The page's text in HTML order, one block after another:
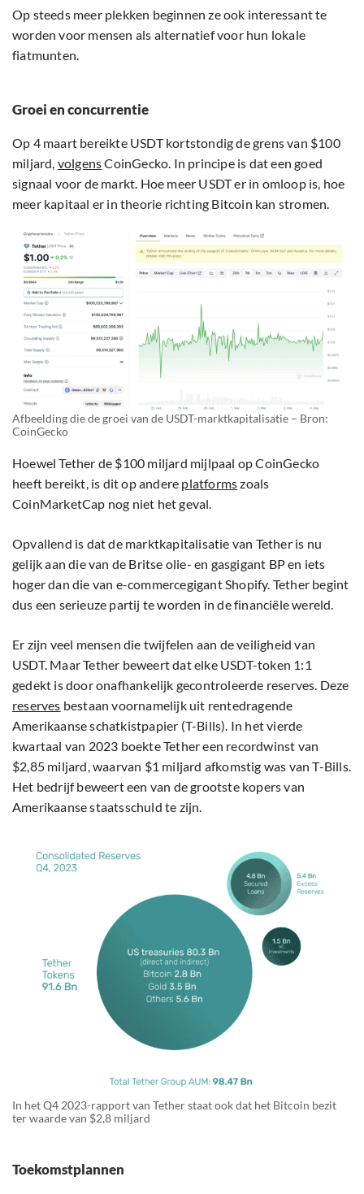
Op steeds meer plekken beginnen ze ook interessant te
worden voor mensen als alternatief voor hun lokale
fiatmunten.
Groei en concurrentie
Op 4 maart bereikte USDT kortstondig de grens van $100
miljard, volgensCoinGecko. In principe is dat een goed
signaal voor de markt. Hoe meer USDT er in omloop is, hoe
meer kapitaal er in theorie richting Bitcoin kan stromen.
Afbeelding die de groei van de USDT-marktkapitalisatie – Bron:
CoinGecko
Hoewel Tether de $100 miljard mijlpaal op CoinGecko
heeft bereikt, is dit op andere platformszoals
CoinMarketCap nog niet het geval.
Opvallend is dat de marktkapitalisatie van Tether is nu
gelijk aan die van de Britse olie- en gasgigant BP en iets
hoger dan die van e-commercegigant Shopify. Tether begint
dus een serieuze partij te worden in de financiële wereld.
Er zijn veel mensen die twijfelen aan de veiligheid van
USDT. Maar Tether beweert dat elke USDT-token 1:1
gedekt is door onafhankelijk gecontroleerde reserves. Deze
reserves bestaan voornamelijk uit rentedragende
Amerikaanse schatkistpapier (T-Bills). In het vierde
kwartaal van 2023 boekte Tether een recordwinst van
$2,85 miljard, waarvan $1 miljard afkomstig was van T-Bills.
Het bedrijf beweert een van de grootste kopers van
Amerikaanse staatsschuld te zijn.
In het Q4 2023-rapport van Tether staat ook dat het Bitcoin bezit
ter waarde van $2,8 miljard
Toekomstplannen